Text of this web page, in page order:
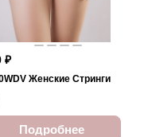
₽
Женские Стринги
Подробнее